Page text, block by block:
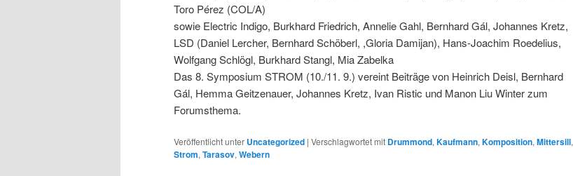
Toro Pérez (COL/A)
sowie Electric Indigo, Burkhard Friedrich, Annelie Gahl, Bernhard Gál, Johannes Kretz,
LSD (Daniel Lercher, Bernhard Schöberl, ,Gloria Damijan), Hans-Joachim Roedelius,
Wolfgang Schlögl, Burkhard Stangl, Mia Zabelka
Das 8. Symposium STROM (10./11. 9.) vereint Beiträge von Heinrich Deisl, Bernhard
Gál, Hemma Geitzenauer, Johannes Kretz, Ivan Ristic und Manon Liu Winter zum
Forumsthema.
Veröffentlicht unter Uncategorized | Verschlagwortet mit Drummond, Kaufmann, Komposition, Mittersill,
Strom, Tarasov, Webern